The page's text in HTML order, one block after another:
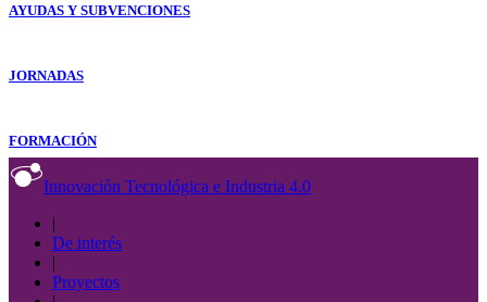
AYUDAS Y SUBVENCIONES
JORNADAS
FORMACIÓN
Innovación Tecnológica e Industria 4.0
|
De interés
|
Proyectos